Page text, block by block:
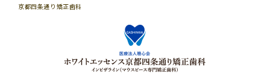
京都四条通り矯正歯科